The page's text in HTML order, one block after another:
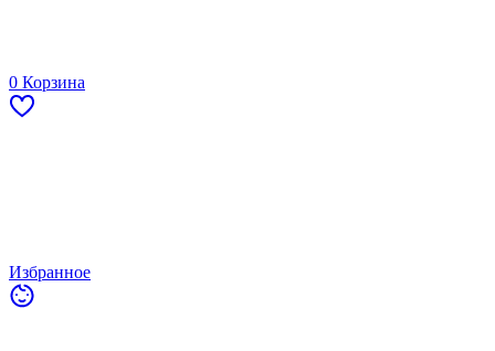
0 Корзина
Избранное